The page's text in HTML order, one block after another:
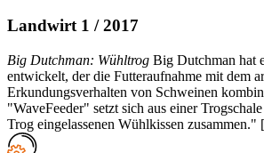
Landwirt 1 / 2017
Big Dutchman: Wühltrog Big Dutchman hat
entwickelt, der die Futteraufnahme mit dem
Erkundungsverhalten von Schweinen
"WaveFeeder" setzt sich aus einer
Trog eingelassenen Wühlkissen zusammen."